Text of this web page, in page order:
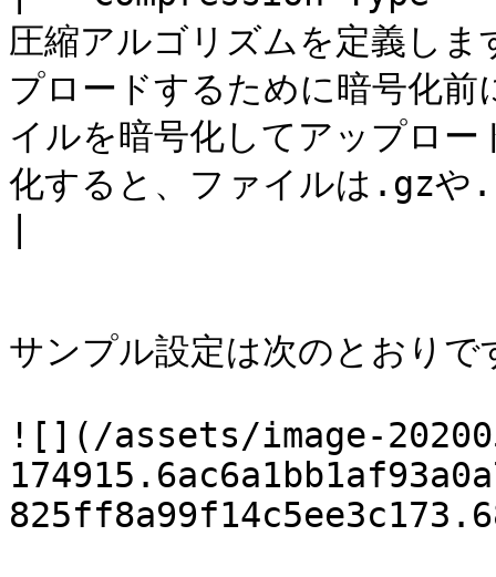
圧縮アルゴリズムを定義し
プロードするために暗号化
イルを暗号化してアップロ
化すると、ファイルは.gzや
サンプル設定は次のとおり
![](/assets/image-